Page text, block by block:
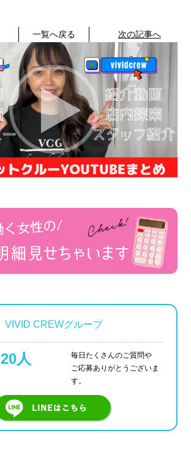
一覧へ戻る 次の記事へ
VIVID CREWグループ
20人
毎日たくさんのご質問や
ご応募ありがとうございま
す。